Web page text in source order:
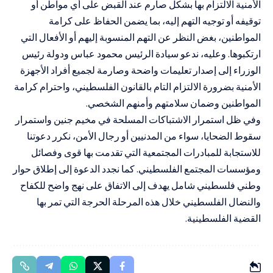
الأمنية الالتزام بها بشكل صارم عند القبض على أي مواطن أو
توقيفه أو توجيه التهم إليه، بما يضمن الحفاظ على كرامة
المواطنين، بغض النظر عن التهم المنسوبة إليهم أو الأفعال التي
ارتكبوها. وعليه، ندعو سيادة الرئيس محمود عباس ودولة رئيس
الوزراء إلى إصدار تعليمات واضحة وصارمة لجميع أفراد الأجهزة
الأمنية بضرورة الالتزام التام بالقانون الفلسطيني، واحترام كرامة
المواطنين وضمان سلامتهم وأمنهم الشخصي.
وفي ظل استمرار الاشتباكات المسلحة في مخيم جنين واستمرار
سقوط الضحايا، سواء من المدنيين أو رجال الأمن، نكرر دعوتنا
للاستجابة للمبادرات المجتمعية التي تقدمت بها قوى وفصائل
ومؤسسات المجتمع الفلسطيني. كما نجدد الدعوة إلى إطلاق حوار
وطني فلسطيني شامل يهدف إلى الاتفاق على نهج واضح للكفاح
والنضال الفلسطيني خلال هذه المرحلة الحرجة التي تمر بها
القضية الفلسطينية.